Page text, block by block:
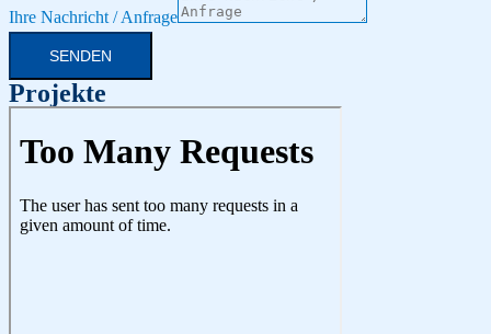
Ihre Nachricht / Anfrage
SENDEN
Projekte